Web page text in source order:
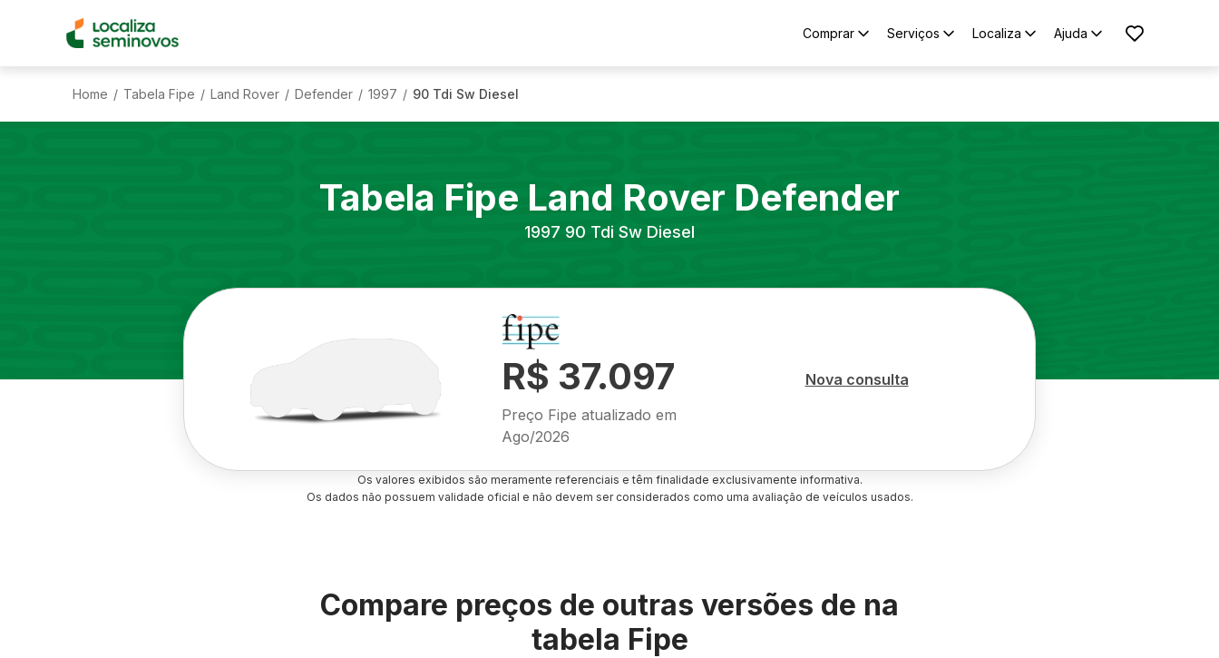
Comprar Serviços Localiza Ajuda
Home / Tabela Fipe / Land Rover / Defender / 1997 / 90 Tdi Sw Diesel
Tabela Fipe Land Rover Defender
1997 90 Tdi Sw Diesel
R$ 37.097
Preço Fipe atualizado em
Ago/2026
Nova consulta
Os valores exibidos são meramente referenciais e têm finalidade exclusivamente informativa.
Os dados não possuem validade oficial e não devem ser considerados como uma avaliação de veículos usados.
Compare preços de outras versões de na
tabela Fipe